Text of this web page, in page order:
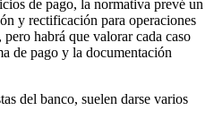
de pago, la normativa prevé un
y rectificación para operaciones
habrá que valorar cada caso
de pago y la documentación
del banco, suelen darse varios